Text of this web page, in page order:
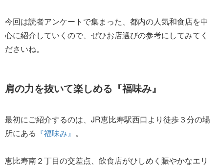
今回は読者アンケートで集まった、都内の人気和食店を中
心に紹介していくので、ぜひお店選びの参考にしてみてく
ださいね。
肩の力を抜いて楽しめる『福味み』
最初にご紹介するのは、JR恵比寿駅西口より徒歩３分の場
所にある 『福味み』 。
恵比寿南２丁目の交差点、飲食店がひしめく賑やかなエリ